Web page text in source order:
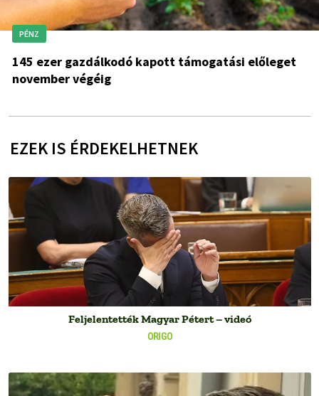
PÉNZ
145 ezer gazdálkodó kapott támogatási előleget
november végéig
EZEK IS ÉRDEKELHETNEK
ORIGO
Feljelentették Magyar Pétert – videó